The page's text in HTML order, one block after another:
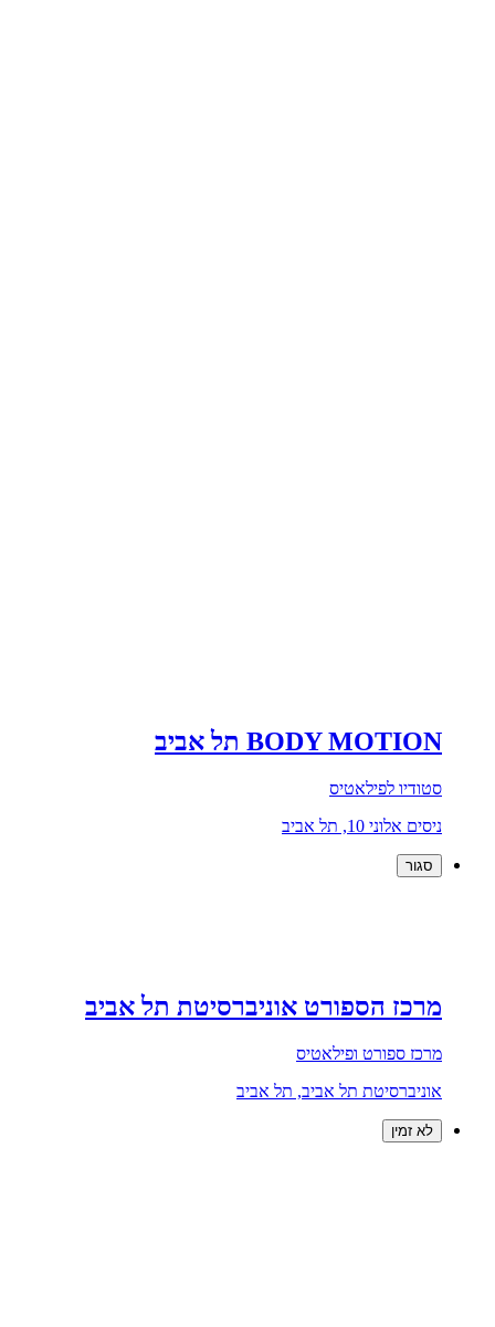
BODY MOTION תל אביב
סטודיו לפילאטיס
ניסים אלוני 10, תל אביב
סגור
מרכז הספורט אוניברסיטת תל אביב
מרכז ספורט ופילאטיס
אוניברסיטת תל אביב, תל אביב
לא זמין